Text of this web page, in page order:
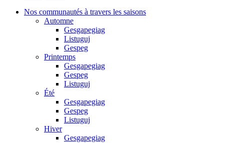
Nos communautés à travers les saisons
Automne
Gesgapegiag
Listuguj
Gespeg
Printemps
Gesgapegiag
Gespeg
Listuguj
Été
Gesgapegiag
Gespeg
Listuguj
Hiver
Gesgapegiag